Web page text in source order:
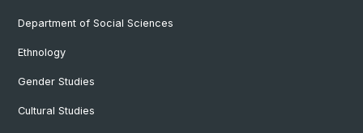
Department of Social Sciences
Ethnology
Gender Studies
Cultural Studies